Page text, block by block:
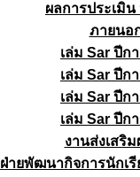
ผลการประเมิ
ภายนอ
เล่ม Sar ปีก
เล่ม Sar ปีก
เล่ม Sar ปีก
เล่ม Sar ปีก
งานส่งเสริ
ฝ่ายพัฒนากิจการนักเ